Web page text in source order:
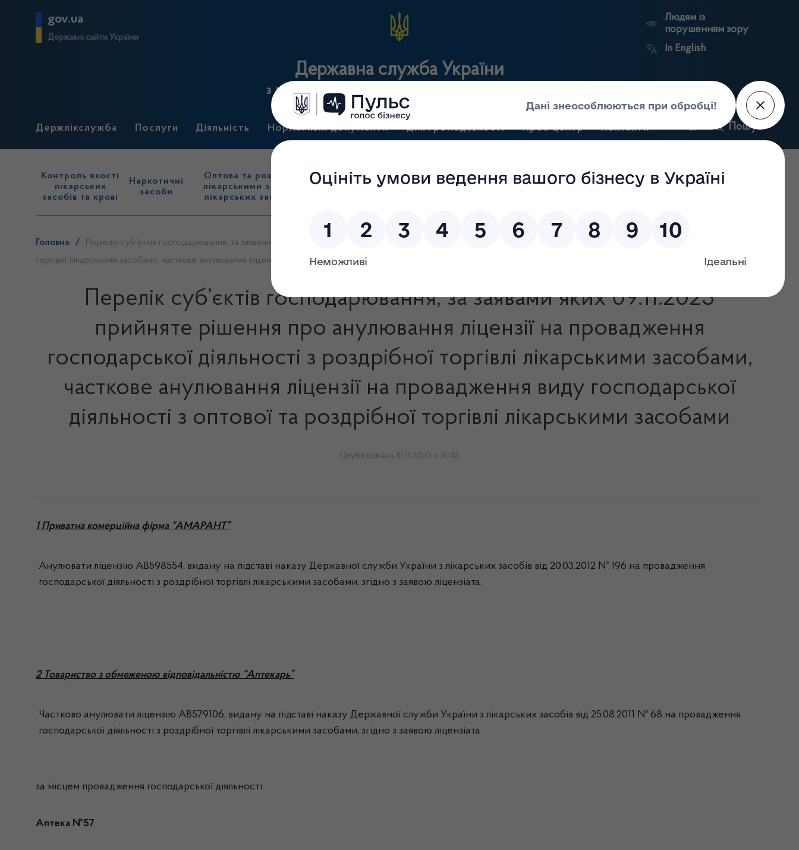
gov.ua
Державні сайти України
Державна служба України
з лікарських засобів та контролю за наркотиками
Людям із
порушенням зору
In English
Держлікслужба Послуги Діяльність Нормативні документи Для громадськості Прес-центр Контакти Пошук
Контроль якості
лікарських
засобів та крові
Наркотичні
засоби
Оптова та роздрібна торгівля
лікарськими засобами, імпорт
лікарських засобів (крім АФІ)
Державний
нагляд
виробництва лікарських
Ринковий
Державні
Антикорупційний
портал
Головна /
Перелік суб’єктів господарювання, за заявами яких 09.11.2023 прийняте рішення про анулювання ліцензії на провадження господарської діяльності з роздрібної
торгівлі лікарськими засобами, часткове анулювання ліцензії на провадження виду господарської діяльності з оптової та роздрібної торгівлі лікарськими засобами
Перелік суб’єктів господарювання, за заявами яких 09.11.2023
прийняте рішення про анулювання ліцензії на провадження
господарської діяльності з роздрібної торгівлі лікарськими засобами,
часткове анулювання ліцензії на провадження виду господарської
діяльності з оптової та роздрібної торгівлі лікарськими засобами
Опубліковано 10.11.2023 о 16:45
1 Приватна комерційна фірма “АМАРАНТ”
Анулювати ліцензію АВ598554, видану на підставі наказу Державної служби України з лікарських засобів від 20.03.2012 № 196 на провадження
господарської діяльності з роздрібної торгівлі лікарськими засобами, згідно з заявою ліцензіата.
2 Товариство з обмеженою відповідальністю “Аптекарь”
Частково анулювати ліцензію АВ579106, видану на підставі наказу Державної служби України з лікарських засобів від 25.08.2011 № 68 на провадження
господарської діяльності з роздрібної торгівлі лікарськими засобами, згідно з заявою ліцензіата
за місцем провадження господарської діяльності:
Аптека №57